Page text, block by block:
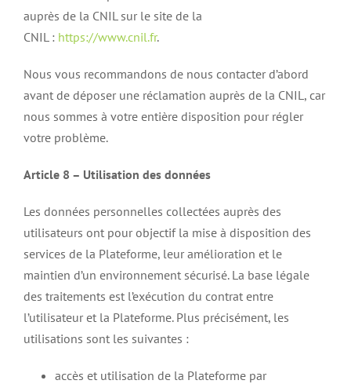
auprès de la CNIL sur le site de la
CNIL : https://www.cnil.fr.
Nous vous recommandons de nous contacter d’abord
avant de déposer une réclamation auprès de la CNIL, car
nous sommes à votre entière disposition pour régler
votre problème.
Article 8 – Utilisation des données
Les données personnelles collectées auprès des
utilisateurs ont pour objectif la mise à disposition des
services de la Plateforme, leur amélioration et le
maintien d’un environnement sécurisé. La base légale
des traitements est l’exécution du contrat entre
l’utilisateur et la Plateforme. Plus précisément, les
utilisations sont les suivantes :
accès et utilisation de la Plateforme par